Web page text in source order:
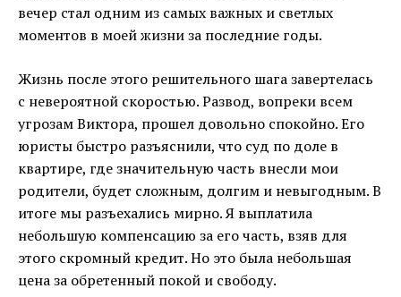
вечер стал одним из самых важных и светлых
моментов в моей жизни за последние годы.
Жизнь после этого решительного шага завертелась
с невероятной скоростью. Развод, вопреки всем
угрозам Виктора, прошел довольно спокойно. Его
юристы быстро разъяснили, что суд по доле в
квартире, где значительную часть внесли мои
родители, будет сложным, долгим и невыгодным. В
итоге мы разъехались мирно. Я выплатила
небольшую компенсацию за его часть, взяв для
этого скромный кредит. Но это была небольшая
цена за обретенный покой и свободу.